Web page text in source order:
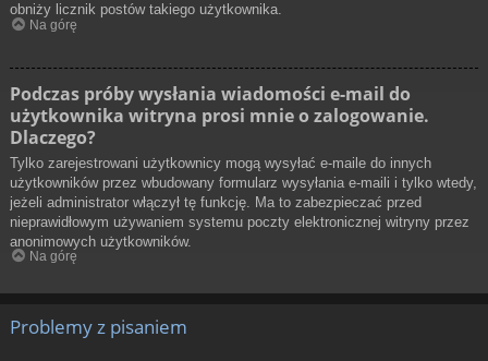
obniży licznik postów takiego użytkownika.
Na górę
Podczas próby wysłania wiadomości e-mail do
użytkownika witryna prosi mnie o zalogowanie.
Dlaczego?
Tylko zarejestrowani użytkownicy mogą wysyłać e-maile do innych
użytkowników przez wbudowany formularz wysyłania e-maili i tylko wtedy,
jeżeli administrator włączył tę funkcję. Ma to zabezpieczać przed
nieprawidłowym używaniem systemu poczty elektronicznej witryny przez
anonimowych użytkowników.
Na górę
Problemy z pisaniem